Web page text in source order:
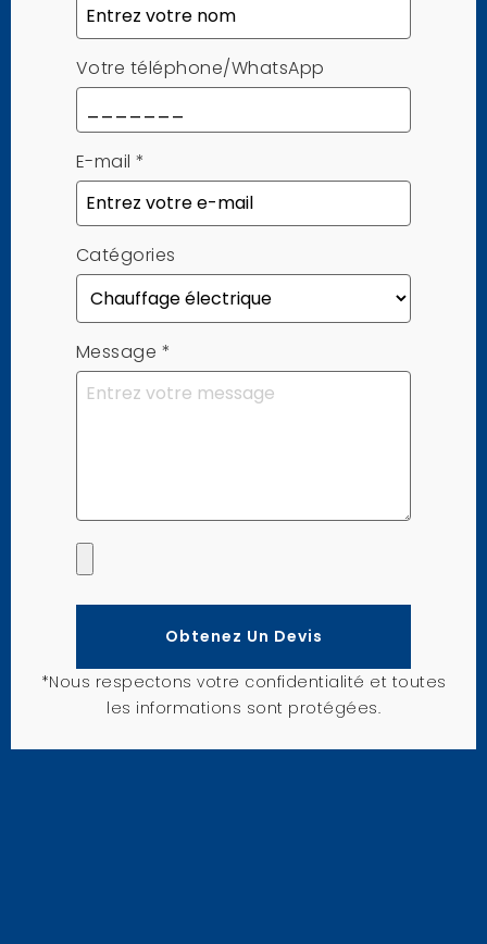
Votre téléphone/WhatsApp
E-mail *
Catégories
Message *
Obtenez Un Devis
*Nous respectons votre confidentialité et toutes
les informations sont protégées.